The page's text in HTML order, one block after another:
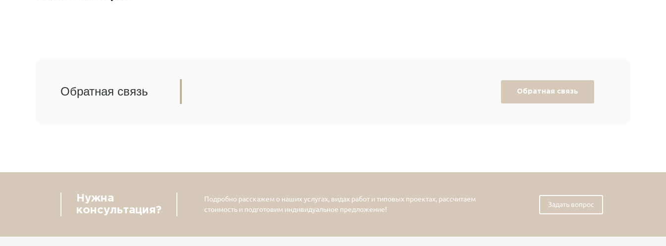
Обратная связь Обратная связь
Нужна
консультация?
Подробно расскажем о наших услугах, видах работ и типовых проектах, рассчитаем
стоимость и подготовим индивидуальное предложение!
Задать вопрос